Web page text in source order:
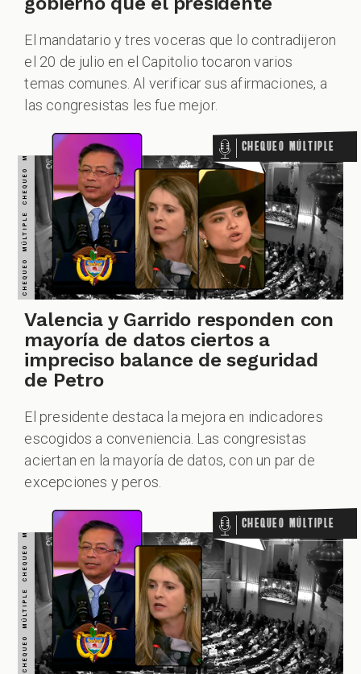
El mandatario y tres voceras que lo contradijeron
el 20 de julio en el Capitolio tocaron varios
temas comunes. Al verificar sus afirmaciones, a
las congresistas les fue mejor.
Chequeo Múltiple
Valencia y Garrido responden con
mayoría de datos ciertos a
impreciso balance de seguridad
de Petro
El presidente destaca la mejora en indicadores
escogidos a conveniencia. Las congresistas
aciertan en la mayoría de datos, con un par de
excepciones y peros.
CHEQUEO MÚLTIPLE CHEQUEO MÚLTIPLE CHEQUEO MÚLTIPLE CHEQUEO MÚLTIPLE CHEQUEO MÚLTIPLE CHEQUEO MÚLTIPLE CHEQUEO MÚLTIPLE Chequeo Múltiple